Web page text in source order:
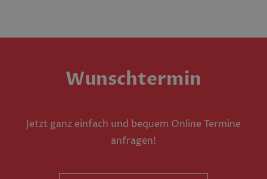
Wunschtermin
Jetzt ganz einfach und bequem Online Termine
anfragen!